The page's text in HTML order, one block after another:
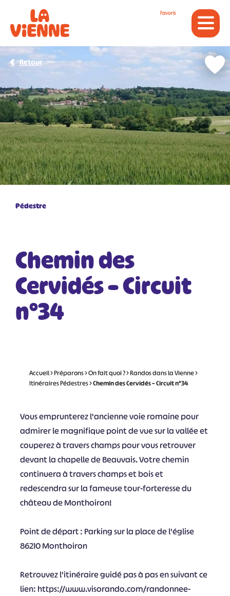
Favoris
Pédestre
Chemin des
Cervidés – Circuit
n°34
Retour
Accueil>Préparons>On fait quoi ?>Randos dans la Vienne>
Itinéraires Pédestres>Chemin des Cervidés – Circuit n°34
Vous emprunterez l'ancienne voie romaine pour
admirer le magnifique point de vue sur la vallée et
couperez à travers champs pour vous retrouver
devant la chapelle de Beauvais. Votre chemin
continuera à travers champs et bois et
redescendra sur la fameuse tour-forteresse du
château de Monthoiron!
Point de départ : Parking sur la place de l'église
86210 Monthoiron
Retrouvez l'itinéraire guidé pas à pas en suivant ce
lien: https://www.visorando.com/randonnee-